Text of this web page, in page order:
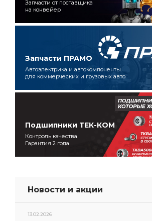
Запчасти от поставщика
на конвейер
Запчасти ПРАМО
Автоэлектрика и автокомпоненты
для коммерческих и грузовых авто
Подшипники ТЕК-КОМ
Контроль качества
Гарантия 2 года
Новости и акции
13.02.2026